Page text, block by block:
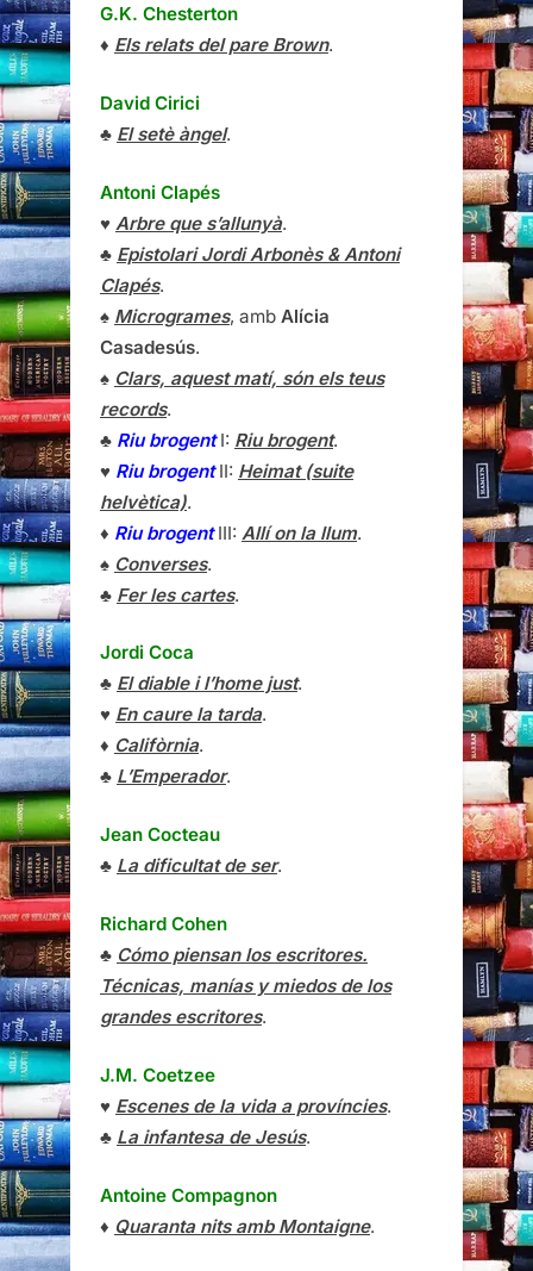
G.K. Chesterton
♦ Els relats del pare Brown.
David Cirici
♣ El setè àngel.
Antoni Clapés
♥ Arbre que s’allunyà.
♣ Epistolari Jordi Arbonès & Antoni
Clapés.
♠ Microgrames, amb Alícia
Casadesús.
♠ Clars, aquest matí, són els teus
records.
♣ Riu brogentI: Riu brogent.
♥ Riu brogentII: Heimat (suite
helvètica).
♦ Riu brogentIII: Allí on la llum.
♠ Converses.
♣ Fer les cartes.
Jordi Coca
♣ El diable i l’home just.
♥ En caure la tarda.
♦ Califòrnia.
♣ L’Emperador.
Jean Cocteau
♣ La dificultat de ser.
Richard Cohen
♣ Cómo piensan los escritores.
Técnicas, manías y miedos de los
grandes escritores.
J.M. Coetzee
♥ Escenes de la vida a províncies.
♣ La infantesa de Jesús.
Antoine Compagnon
♦ Quaranta nits amb Montaigne.